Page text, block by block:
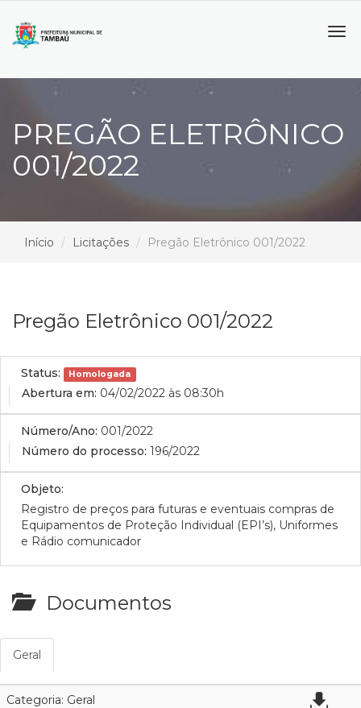
PREGÃO ELETRÔNICO
001/2022
Início Licitações Pregão Eletrônico 001/2022
Pregão Eletrônico 001/2022
Status: Homologada
Abertura em: 04/02/2022 às 08:30h
Número/Ano: 001/2022
Número do processo: 196/2022
Objeto:
Registro de preços para futuras e eventuais compras de
Equipamentos de Proteção Individual (EPI’s), Uniformes
e Rádio comunicador
Documentos
Geral
Categoria: Geral